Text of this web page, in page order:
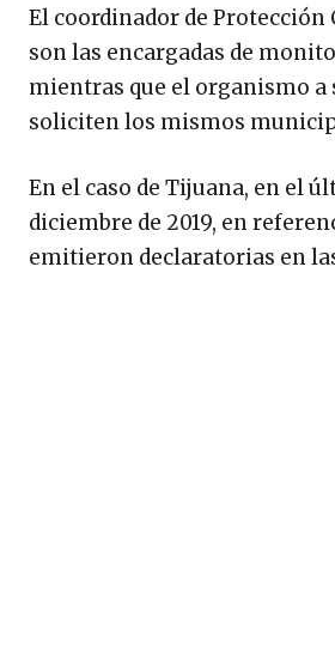
El coordinador de Protección
son las encargadas de
mientras que el organismo a
soliciten los mismos
En el caso de Tijuana, en el
diciembre de 2019, en
emitieron declaratorias en